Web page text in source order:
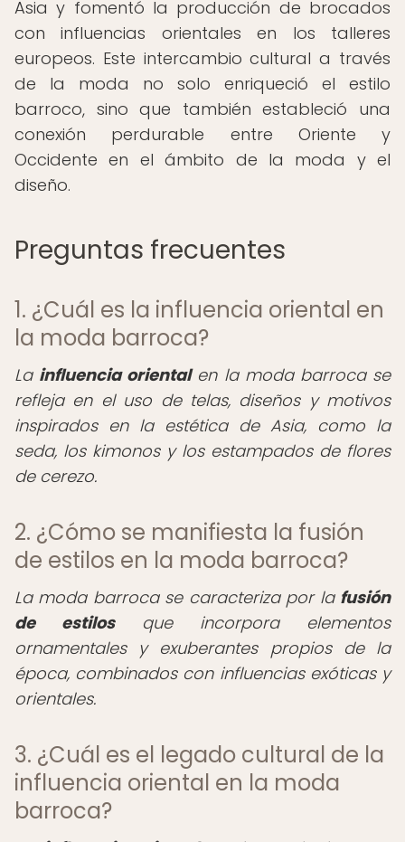
Asia y fomentó la producción de brocados
con influencias orientales en los talleres
europeos. Este intercambio cultural a través
de la moda no solo enriqueció el estilo
barroco, sino que también estableció una
conexión perdurable entre Oriente y
Occidente en el ámbito de la moda y el
diseño.
Preguntas frecuentes
1. ¿Cuál es la influencia oriental en
la moda barroca?
La influencia orientalen la moda barroca se
refleja en el uso de telas, diseños y motivos
inspirados en la estética de Asia, como la
seda, los kimonos y los estampados de flores
de cerezo.
2. ¿Cómo se manifiesta la fusión
de estilos en la moda barroca?
La moda barroca se caracteriza por la fusión
de estilosque incorpora elementos
ornamentales y exuberantes propios de la
época, combinados con influencias exóticas y
orientales.
3. ¿Cuál es el legado cultural de la
influencia oriental en la moda
barroca?